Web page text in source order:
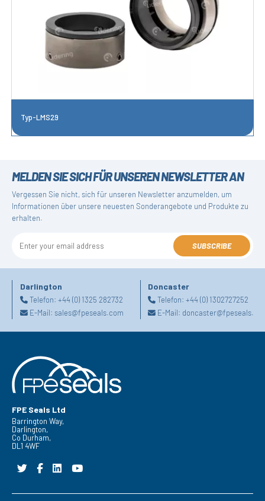
Typ-LMS29
MELDEN SIE SICH FÜR UNSEREN NEWSLETTER AN
Vergessen Sie nicht, sich für unseren Newsletter anzumelden, um
Informationen über unsere neuesten Sonderangebote und Produkte zu
erhalten.
SUBSCRIBE
Darlington
Telefon: +44 (0) 1325 282732
E-Mail: sales@fpeseals.com
Doncaster
Telefon:+44 (0) 1302727252
E-Mail:
FPE Seals Ltd
Barrington Way,
Darlington,
Co Durham,
DL1 4WF